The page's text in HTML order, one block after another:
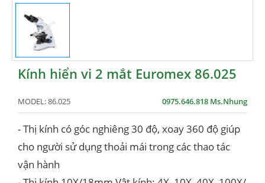
Kính hiển vi 2 mắt Euromex 86.025
MODEL:86.025 0975.646.818 Ms.Nhung
- Thị kính có góc nghiêng 30 độ, xoay 360 độ giúp
cho người sử dụng thoải mái trong các thao tác
vận hành